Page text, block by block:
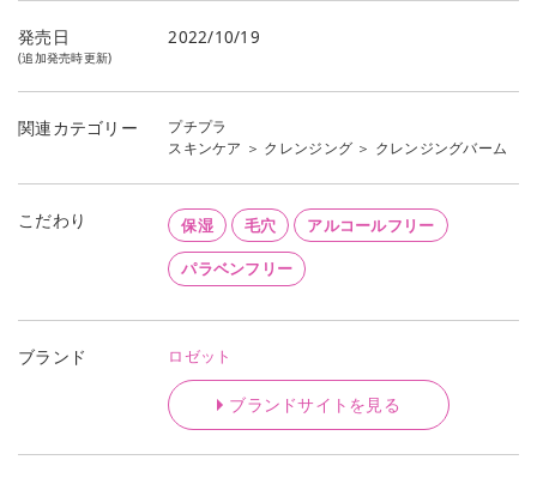
発売日
(追加発売時更新)
2022/10/19
関連カテゴリー
プチプラ
スキンケア ＞ クレンジング ＞ クレンジングバーム
こだわり 保湿 毛穴 アルコールフリー
パラベンフリー
ブランド ロゼット
ブランドサイトを見る